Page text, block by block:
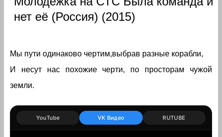
нет её (Россия) (2015)
Мы пути одинаково чертим,выбрав разные корабли,
И несут нас похожие черти, по просторам чужой
земли.
YouTube VK Видео RUTUBE